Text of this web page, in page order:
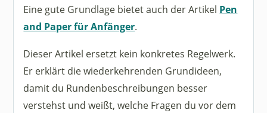
Eine gute Grundlage bietet auch der Artikel Pen
and Paper für Anfänger.
Dieser Artikel ersetzt kein konkretes Regelwerk.
Er erklärt die wiederkehrenden Grundideen,
damit du Rundenbeschreibungen besser
verstehst und weißt, welche Fragen du vor dem